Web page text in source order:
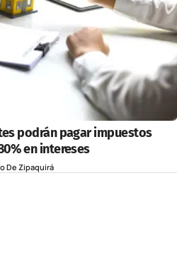
podrán pagar impuestos
en intereses
De Zipaquirá